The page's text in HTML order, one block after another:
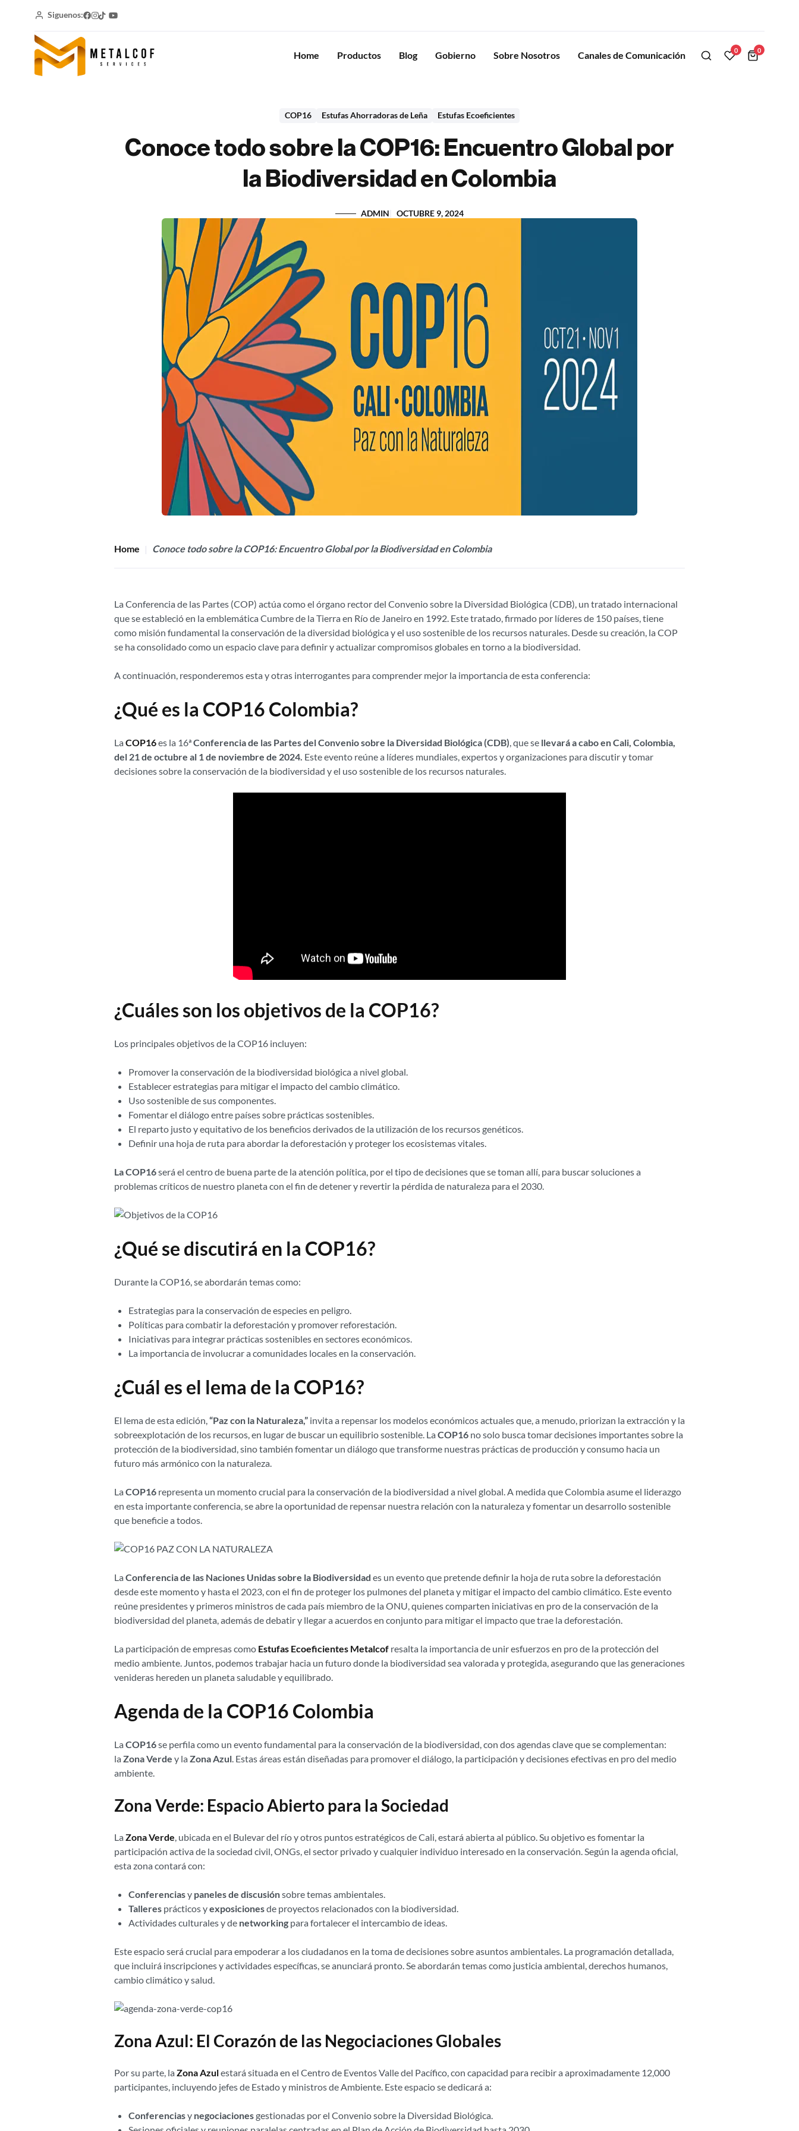
Siguenos:
Home Productos Blog Gobierno Sobre Nosotros Canales de Comunicación 0 0
COP16 Estufas Ahorradoras de Leña Estufas Ecoeficientes
Conoce todo sobre la COP16: Encuentro Global por
la Biodiversidad en Colombia
ADMIN OCTUBRE 9, 2024
Home Conoce todo sobre la COP16: Encuentro Global por la Biodiversidad en Colombia
La Conferencia de las Partes (COP) actúa como el órgano rector del Convenio sobre la Diversidad Biológica (CDB), un tratado internacional
que se estableció en la emblemática Cumbre de la Tierra en Río de Janeiro en 1992. Este tratado, firmado por líderes de 150 países, tiene
como misión fundamental la conservación de la diversidad biológica y el uso sostenible de los recursos naturales. Desde su creación, la COP
se ha consolidado como un espacio clave para definir y actualizar compromisos globales en torno a la biodiversidad.
A continuación, responderemos esta y otras interrogantes para comprender mejor la importancia de esta conferencia:
¿Qué es la COP16 Colombia?
La COP16es la 16ªConferencia de las Partes del Convenio sobre la Diversidad Biológica (CDB), que se llevará a cabo en Cali, Colombia,
del 21 de octubre al 1 de noviembre de 2024. Este evento reúne a líderes mundiales, expertos y organizaciones para discutir y tomar
decisiones sobre la conservación de la biodiversidad y el uso sostenible de los recursos naturales.
¿Cuáles son los objetivos de la COP16?
Los principales objetivos de la COP16 incluyen:
Promover la conservación de la biodiversidad biológica a nivel global.
Establecer estrategias para mitigar el impacto del cambio climático.
Uso sostenible de sus componentes.
Fomentar el diálogo entre países sobre prácticas sostenibles.
El reparto justo y equitativo de los beneficios derivados de la utilización de los recursos genéticos.
Definir una hoja de ruta para abordar la deforestación y proteger los ecosistemas vitales.
La COP16será el centro de buena parte de la atención política, por el tipo de decisiones que se toman allí, para buscar soluciones a
problemas críticos de nuestro planeta con el fin de detener y revertir la pérdida de naturaleza para el 2030.
¿Qué se discutirá en la COP16?
Durante la COP16, se abordarán temas como:
Estrategias para la conservación de especies en peligro.
Políticas para combatir la deforestación y promover reforestación.
Iniciativas para integrar prácticas sostenibles en sectores económicos.
La importancia de involucrar a comunidades locales en la conservación.
¿Cuál es el lema de la COP16?
El lema de esta edición,“Paz con la Naturaleza,” invita a repensar los modelos económicos actuales que, a menudo, priorizan la extracción y la
sobreexplotación de los recursos, en lugar de buscar un equilibrio sostenible. La COP16 no solo busca tomar decisiones importantes sobre la
protección de la biodiversidad, sino también fomentar un diálogo que transforme nuestras prácticas de producción y consumo hacia un
futuro más armónico con la naturaleza.
La COP16 representa un momento crucial para la conservación de la biodiversidad a nivel global. A medida que Colombia asume el liderazgo
en esta importante conferencia, se abre la oportunidad de repensar nuestra relación con la naturaleza y fomentar un desarrollo sostenible
que beneficie a todos.
La Conferencia de las Naciones Unidas sobre la Biodiversidad es un evento que pretende definir la hoja de ruta sobre la deforestación
desde este momento y hasta el 2023, con el fin de proteger los pulmones del planeta y mitigar el impacto del cambio climático. Este evento
reúne presidentes y primeros ministros de cada país miembro de la ONU, quienes comparten iniciativas en pro de la conservación de la
biodiversidad del planeta, además de debatir y llegar a acuerdos en conjunto para mitigar el impacto que trae la deforestación.
La participación de empresas como Estufas Ecoeficientes Metalcof resalta la importancia de unir esfuerzos en pro de la protección del
medio ambiente. Juntos, podemos trabajar hacia un futuro donde la biodiversidad sea valorada y protegida, asegurando que las generaciones
venideras hereden un planeta saludable y equilibrado.
Agenda de la COP16 Colombia
La COP16se perfila como un evento fundamental para la conservación de la biodiversidad, con dos agendas clave que se complementan:
la Zona Verde y la Zona Azul. Estas áreas están diseñadas para promover el diálogo, la participación y decisiones efectivas en pro del medio
ambiente.
Zona Verde: Espacio Abierto para la Sociedad
La Zona Verde, ubicada en el Bulevar del río y otros puntos estratégicos de Cali, estará abierta al público. Su objetivo es fomentar la
participación activa de la sociedad civil, ONGs, el sector privado y cualquier individuo interesado en la conservación. Según la agenda oficial,
esta zona contará con:
Conferenciasy paneles de discusiónsobre temas ambientales.
Talleres prácticos yexposicionesde proyectos relacionados con la biodiversidad.
Actividades culturales y de networking para fortalecer el intercambio de ideas.
Este espacio será crucial para empoderar a los ciudadanos en la toma de decisiones sobre asuntos ambientales. La programación detallada,
que incluirá inscripciones y actividades específicas, se anunciará pronto. Se abordarán temas como justicia ambiental, derechos humanos,
cambio climático y salud.
Zona Azul: El Corazón de las Negociaciones Globales
Por su parte, la Zona Azulestará situada en el Centro de Eventos Valle del Pacífico, con capacidad para recibir a aproximadamente 12,000
participantes, incluyendo jefes de Estado y ministros de Ambiente. Este espacio se dedicará a:
Conferenciasy negociacionesgestionadas por el Convenio sobre la Diversidad Biológica.